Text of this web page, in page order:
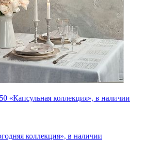
«Капсульная коллекция», в наличии
коллекция», в наличии